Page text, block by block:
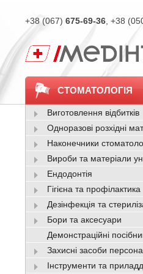
+38 (067) 675-69-36, +38
СТОМАТОЛОГІЯ
Виготовлення відбитків
Одноразові розхідні
Наконечники
Вироби та матеріали
Ендодонтія
Гігієна та профілактика
Дезінфекція та
Бори та аксесуари
Демонстраційні
Захисні засоби
Інструменти та